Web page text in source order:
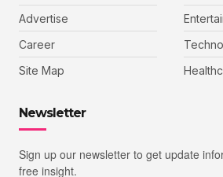
Advertise
Career
Site Map
Newsletter
Sign up our newsletter to get update
free insight.